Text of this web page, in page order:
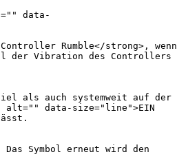
data-
Rumble</strong>, wenn
der Vibration des Controllers
als auch systemweit auf der
alt="" data-size="line">EIN
Symbol erneut wird den